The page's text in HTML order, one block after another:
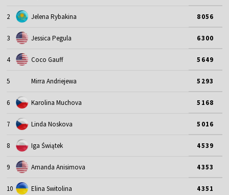
2 Jelena Rybakina 8056
3 Jessica Pegula 6300
4 Coco Gauff 5649
5 Mirra Andriejewa 5293
6 Karolina Muchova 5168
7 Linda Noskova 5016
8 Iga Świątek 4539
9 Amanda Anisimova 4353
10 Elina Switolina 4351